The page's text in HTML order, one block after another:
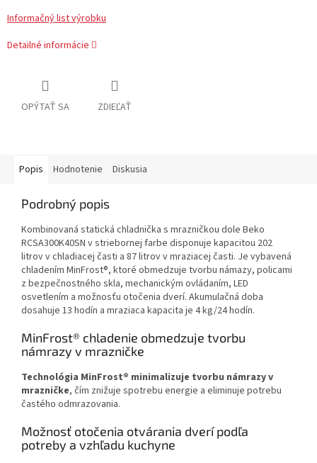
Informačný list výrobku
Detailné informácie
OPÝTAŤ SA ZDIEĽAŤ
Popis Hodnotenie Diskusia
Podrobný popis
Kombinovaná statická chladnička s mrazničkou dole Beko
RCSA300K40SN v striebornej farbe disponuje kapacitou 202
litrov v chladiacej časti a 87 litrov v mraziacej časti. Je vybavená
chladením MinFrost®, ktoré obmedzuje tvorbu námazy, policami
z bezpečnostného skla, mechanickým ovládaním, LED
osvetlením a možnosťu otočenia dverí. Akumulačná doba
dosahuje 13 hodín a mraziaca kapacita je 4 kg/24 hodín.
MinFrost® chladenie obmedzuje tvorbu
námrazy v mrazničke
Technológia MinFrost® minimalizuje tvorbu námrazy v
mrazničke, čím znižuje spotrebu energie a eliminuje potrebu
častého odmrazovania.
Možnosť otočenia otvárania dverí podľa
potreby a vzhľadu kuchyne